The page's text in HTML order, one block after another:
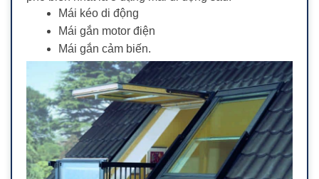
Mái kéo di động
Mái gắn motor điện
Mái gắn cảm biến.